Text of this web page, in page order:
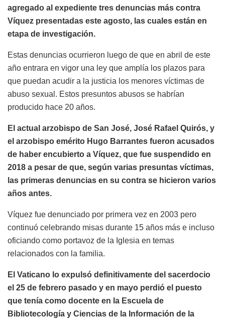
agregado al expediente tres denuncias más contra
Víquez presentadas este agosto, las cuales están en
etapa de investigación.
Estas denuncias ocurrieron luego de que en abril de este
año entrara en vigor una ley que amplía los plazos para
que puedan acudir a la justicia los menores víctimas de
abuso sexual. Estos presuntos abusos se habrían
producido hace 20 años.
El actual arzobispo de San José, José Rafael Quirós, y
el arzobispo emérito Hugo Barrantes fueron acusados
de haber encubierto a Víquez, que fue suspendido en
2018 a pesar de que, según varias presuntas víctimas,
las primeras denuncias en su contra se hicieron varios
años antes.
Víquez fue denunciado por primera vez en 2003 pero
continuó celebrando misas durante 15 años más e incluso
oficiando como portavoz de la Iglesia en temas
relacionados con la familia.
El Vaticano lo expulsó definitivamente del sacerdocio
el 25 de febrero pasado y en mayo perdió el puesto
que tenía como docente en la Escuela de
Bibliotecología y Ciencias de la Información de la